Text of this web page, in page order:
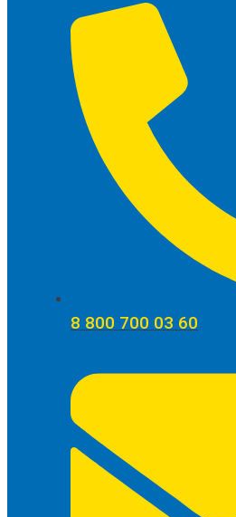
8 800 700 03 60